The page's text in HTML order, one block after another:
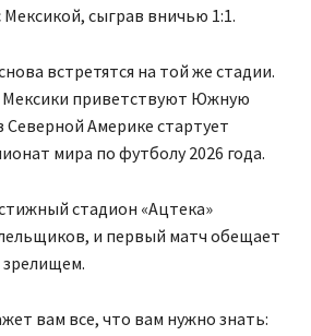
сыграв вничью 1:1.
встретятся на той же стадии.
Мексики приветствуют Южную
Северной Америке стартует
мира по футболу 2026 года.
стадион «Ацтека»
и первый матч обещает
вам все, что вам нужно знать: